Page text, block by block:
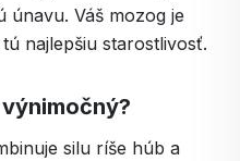
únavu. Váš mozog je
najlepšiu starostlivosť.
silu ríše húb a